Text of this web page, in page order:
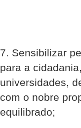
7. Sensibilizar
para a
universidades,
com o nobre
equilibrado;